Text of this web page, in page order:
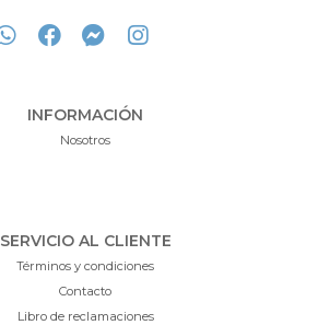
INFORMACIÓN
Nosotros
SERVICIO AL CLIENTE
Términos y condiciones
Contacto
Libro de reclamaciones